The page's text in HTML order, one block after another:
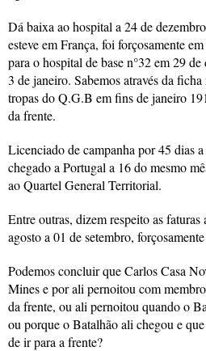
Dá baixa ao hospital a 24 de
esteve em França, foi forçosamente
para o hospital de base n°32 em 29
3 de janeiro. Sabemos através da
tropas do Q.G.B em fins de janeiro
da frente.
Licenciado de campanha por 45 dias
chegado a Portugal a 16 do mesmo
ao Quartel General Territorial.
Entre outras, dizem respeito as
agosto a 01 de setembro,
Podemos concluir que Carlos Casa
Mines e por ali pernoitou com
da frente, ou ali pernoitou quando o
ou porque o Batalhão ali chegou e
de ir para a frente?